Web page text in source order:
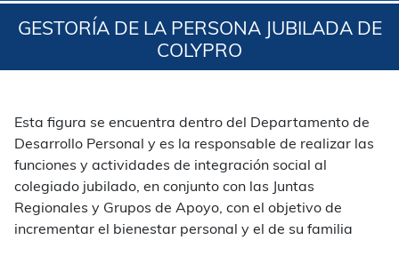
GESTORÍA DE LA PERSONA JUBILADA DE
COLYPRO
Esta figura se encuentra dentro del Departamento de
Desarrollo Personal y es la responsable de realizar las
funciones y actividades de integración social al
colegiado jubilado, en conjunto con las Juntas
Regionales y Grupos de Apoyo, con el objetivo de
incrementar el bienestar personal y el de su familia